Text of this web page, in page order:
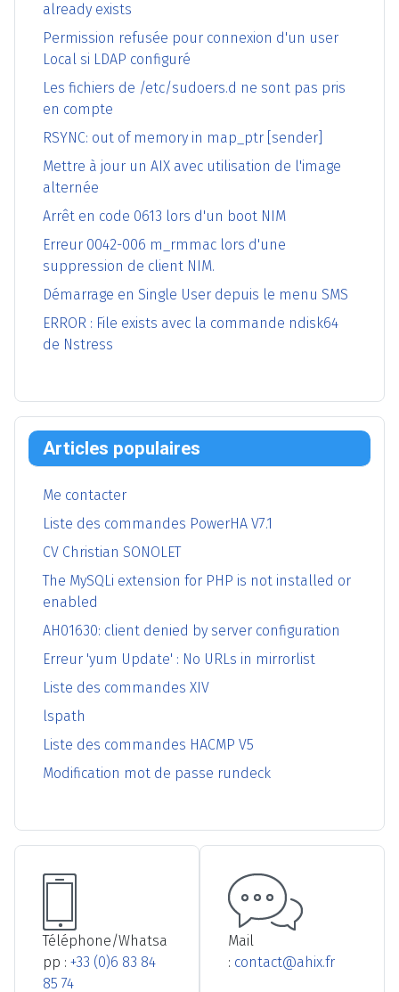
already exists
Permission refusée pour connexion d'un user
Local si LDAP configuré
Les fichiers de /etc/sudoers.d ne sont pas pris
en compte
RSYNC: out of memory in map_ptr [sender]
Mettre à jour un AIX avec utilisation de l'image
alternée
Arrêt en code 0613 lors d'un boot NIM
Erreur 0042-006 m_rmmac lors d'une
suppression de client NIM.
Démarrage en Single User depuis le menu SMS
ERROR : File exists avec la commande ndisk64
de Nstress
Articles populaires
Me contacter
Liste des commandes PowerHA V7.1
CV Christian SONOLET
The MySQLi extension for PHP is not installed or
enabled
AH01630: client denied by server configuration
Erreur 'yum Update' : No URLs in mirrorlist
Liste des commandes XIV
lspath
Liste des commandes HACMP V5
Modification mot de passe rundeck
Téléphone/Whatsa
pp : +33 (0)6 83 84
85 74
Mail
: contact@ahix.fr